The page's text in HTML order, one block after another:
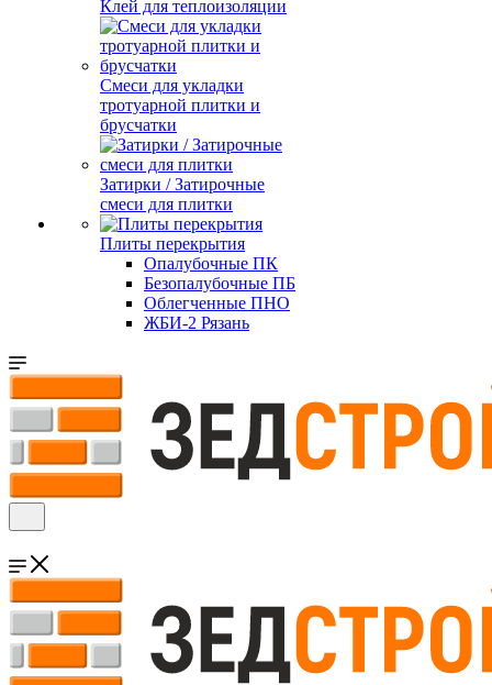
Клей для теплоизоляции
Смеси для укладки
тротуарной плитки и
брусчатки
Затирки / Затирочные
смеси для плитки
Плиты перекрытия
Опалубочные ПК
Безопалубочные ПБ
Облегченные ПНО
ЖБИ-2 Рязань